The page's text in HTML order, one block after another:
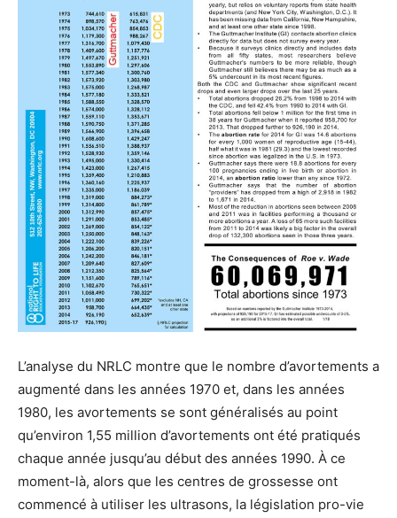
L’analyse du NRLC montre que le nombre d’avortements a
augmenté dans les années 1970 et, dans les années
1980, les avortements se sont généralisés au point
qu’environ 1,55 million d’avortements ont été pratiqués
chaque année jusqu’au début des années 1990. À ce
moment-là, alors que les centres de grossesse ont
commencé à utiliser les ultrasons, la législation pro-vie